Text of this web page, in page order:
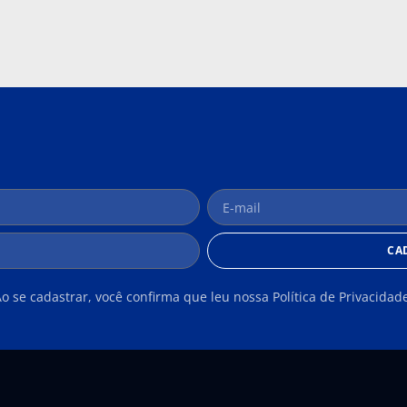
se cadastrar, você confirma que leu nossa Política de